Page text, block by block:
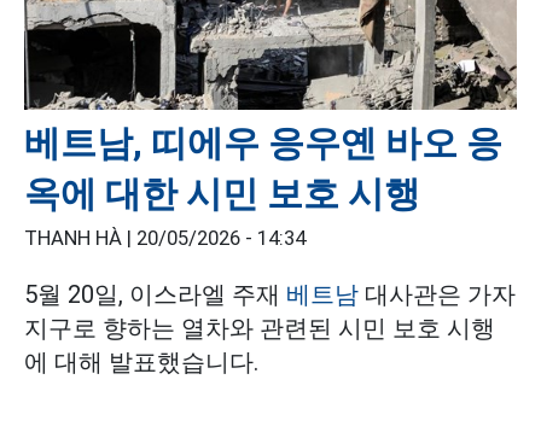
베트남, 띠에우 응우옌 바오 응
옥에 대한 시민 보호 시행
THANH HÀ | 20/05/2026 - 14:34
5월 20일, 이스라엘 주재 베트남 대사관은 가자
지구로 향하는 열차와 관련된 시민 보호 시행
에 대해 발표했습니다.